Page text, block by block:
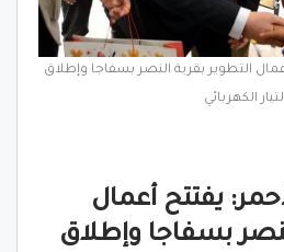
التطوير بقرية النصر بسفاجا وإطلاق
الكهربائي
يفتتح أعمال
بسفاجا وإطلاق